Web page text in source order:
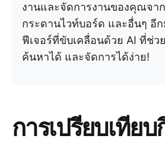
งานและจัดการงานของคุณจา
กระดานไวท์บอร์ด และอื่นๆ อี
ฟีเจอร์ที่ขับเคลื่อนด้วย AI ที่ช่ว
ค้นหาได้ และจัดการได้ง่าย!
การเปรียบเทีย